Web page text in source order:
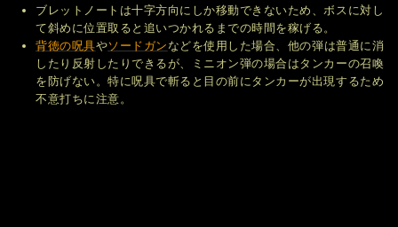
ブレットノートは十字方向にしか移動できないため、ボスに対し
て斜めに位置取ると追いつかれるまでの時間を稼げる。
背徳の呪具やソードガン などを使用した場合、他の弾は普通に消
したり反射したりできるが、ミニオン弾の場合はタンカーの召喚
を防げない。特に呪具で斬ると目の前にタンカーが出現するため
不意打ちに注意。